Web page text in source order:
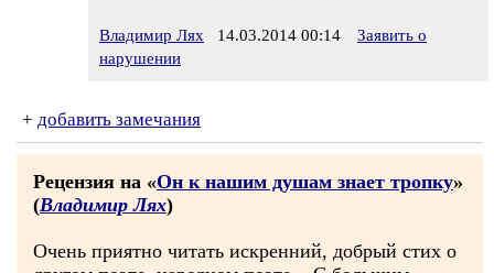
Владимир Лях 14.03.2014 00:14
Заявить о
нарушении
+ добавить замечания
Рецензия на «Он к нашим душам знает тропку»
(Владимир Лях)
Очень приятно читать искренний, добрый стих о